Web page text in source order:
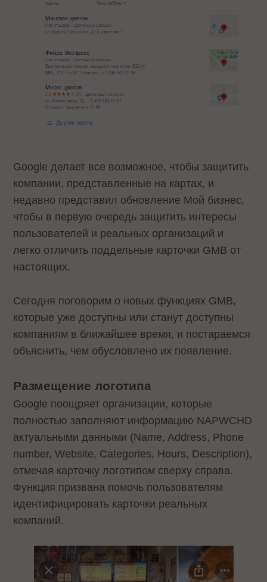
Google делает все возможное, чтобы защитить
компании, представленные на картах, и
недавно представил обновление Мой бизнес,
чтобы в первую очередь защитить интересы
пользователей и реальных организаций и
легко отличить поддельные карточки GMB от
настоящих.
Сегодня поговорим о новых функциях GMB,
которые уже доступны или станут доступны
компаниям в ближайшее время, и постараемся
объяснить, чем обусловлено их появление.
Размещение логотипа
Google поощряет организации, которые
полностью заполняют информацию NAPWCHD
актуальными данными (Name, Address, Phone
number, Website, Categories, Hours, Description),
отмечая карточку логотипом сверху справа.
Функция призвана помочь пользователям
идентифицировать карточки реальных
компаний.